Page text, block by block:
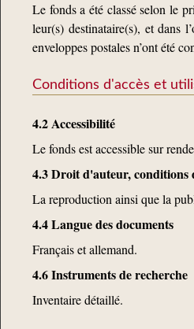
Le fonds a été classé selon le
leur(s) destinataire(s), et dans
enveloppes postales n’ont été
Conditions d'accès et
4.2 Accessibilité
Le fonds est accessible sur
4.3 Droit d'auteur, conditions
La reproduction ainsi que la
4.4 Langue des documents
Français et allemand.
4.6 Instruments de recherche
Inventaire détaillé.